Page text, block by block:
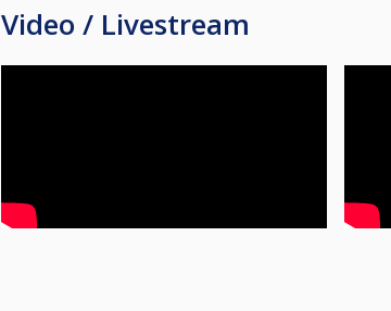
Vi satser på å spille ferdig på lørdag, men
eventuelt sluttspill søndag. Thon Hotel Linne
Video / Livestream